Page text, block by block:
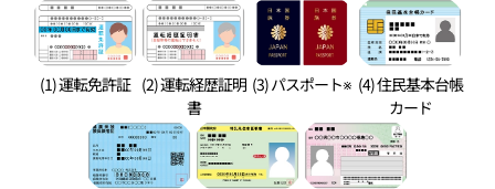
(1) 運転免許証 (2) 運転経歴証明
書
(3) パスポート※ (4) 住民基本台帳
カード